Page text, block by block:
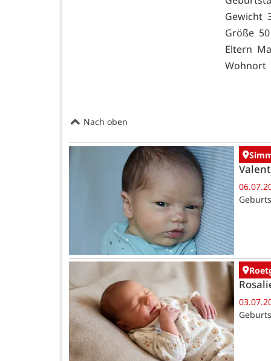
Gewicht
Größe
Eltern
Wohnort
Nach oben